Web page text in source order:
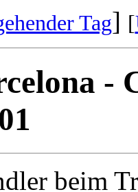
Tag] [
-
beim